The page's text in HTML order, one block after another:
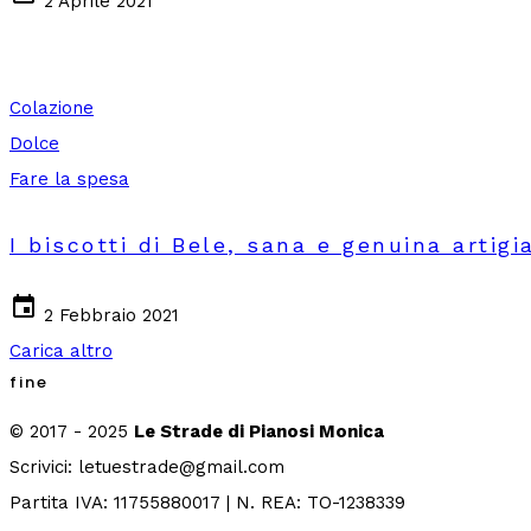
Colazione
Dolce
Fare la spesa
I biscotti di Bele, sana e genuina
event 2 Febbraio 2021
Carica altro
fine
© 2017 - 2025 Le Strade di Pianosi Monica
Scrivici: letuestrade@gmail.com
Partita IVA: 11755880017 | N. REA: TO-1238339